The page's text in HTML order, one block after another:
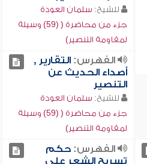
للشيخ: سلمان العودة
جزء من محاضرة ( (59) وسيلة
لمقاومة التنصير)
الفهرس:التقارير ,
أصداء الحديث عن
التنصير
للشيخ: سلمان العودة
جزء من محاضرة ( (59) وسيلة
لمقاومة التنصير)
الفهرس:حكم
تسريح الشعر على